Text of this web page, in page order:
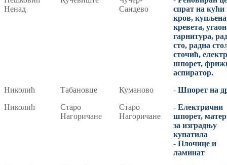
Ненад
Сандево
спрат на кући
кров,
кревета,
гарнитура,
сто, радна
сточић,
шпорет,
аспиратор.
Николић
Табановце Куманово - Шпорет на
Николић
Старо
Нагоричане
Старо
Нагоричане
- Електрични
шпорет,
за изградњу
купатила
- Плочице и
ламинат